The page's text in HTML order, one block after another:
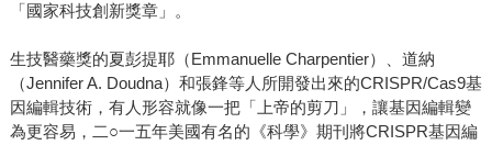
「國家科技創新獎章」。
生技醫藥獎的夏彭提耶（Emmanuelle Charpentier）、道納
（Jennifer A. Doudna）和張鋒等人所開發出來的CRISPR/Cas9基
因編輯技術，有人形容就像一把「上帝的剪刀」，讓基因編輯變
為更容易，二○一五年美國有名的《科學》期刊將CRISPR基因編